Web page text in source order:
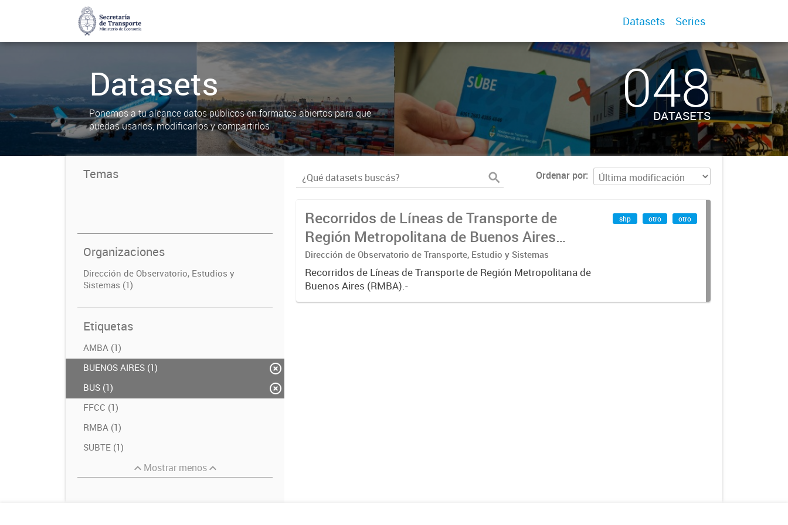
Datasets Series
Datasets
Ponemos a tu alcance datos públicos en formatos abiertos para que
puedas usarlos, modificarlos y compartirlos
048
DATASETS
Temas
Organizaciones
Dirección de Observatorio, Estudios y
Sistemas (1)
Etiquetas
AMBA (1)
BUENOS AIRES (1)
BUS (1)
FFCC (1)
RMBA (1)
SUBTE (1)
Mostrar menos
Ordenar por
Recorridos de Líneas de Transporte de
Región Metropolitana de Buenos Aires
(RMBA)
Dirección de Observatorio de Transporte, Estudio y Sistemas
Recorridos de Líneas de Transporte de Región Metropolitana de
Buenos Aires (RMBA).-
shp otro otro